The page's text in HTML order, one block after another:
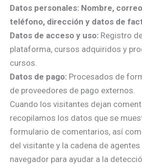
Datos personales: Nombre,
teléfono, dirección y datos de
Datos de acceso y uso: Registro
plataforma, cursos adquiridos y
cursos.
Datos de pago: Procesados de
de proveedores de pago externos.
Cuando los visitantes dejan
recopilamos los datos que se
formulario de comentarios, así
del visitante y la cadena de
navegador para ayudar a la